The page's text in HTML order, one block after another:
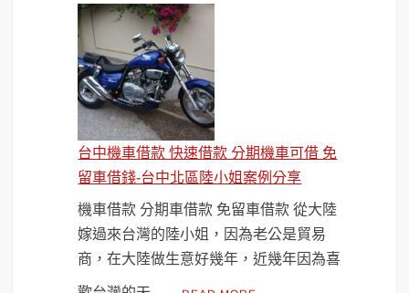
台中機車借款 快速借款 分期機車可借 免
留車借錢-台中北區陸小姐案例分享
機車借款 分期車借款 免留車借款 從大陸
嫁過來台灣的陸小姐，因為老公是貿易
商，在大陸做生意好幾年，近幾年因為喜